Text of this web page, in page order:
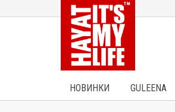
НОВИНКИ GULEENA